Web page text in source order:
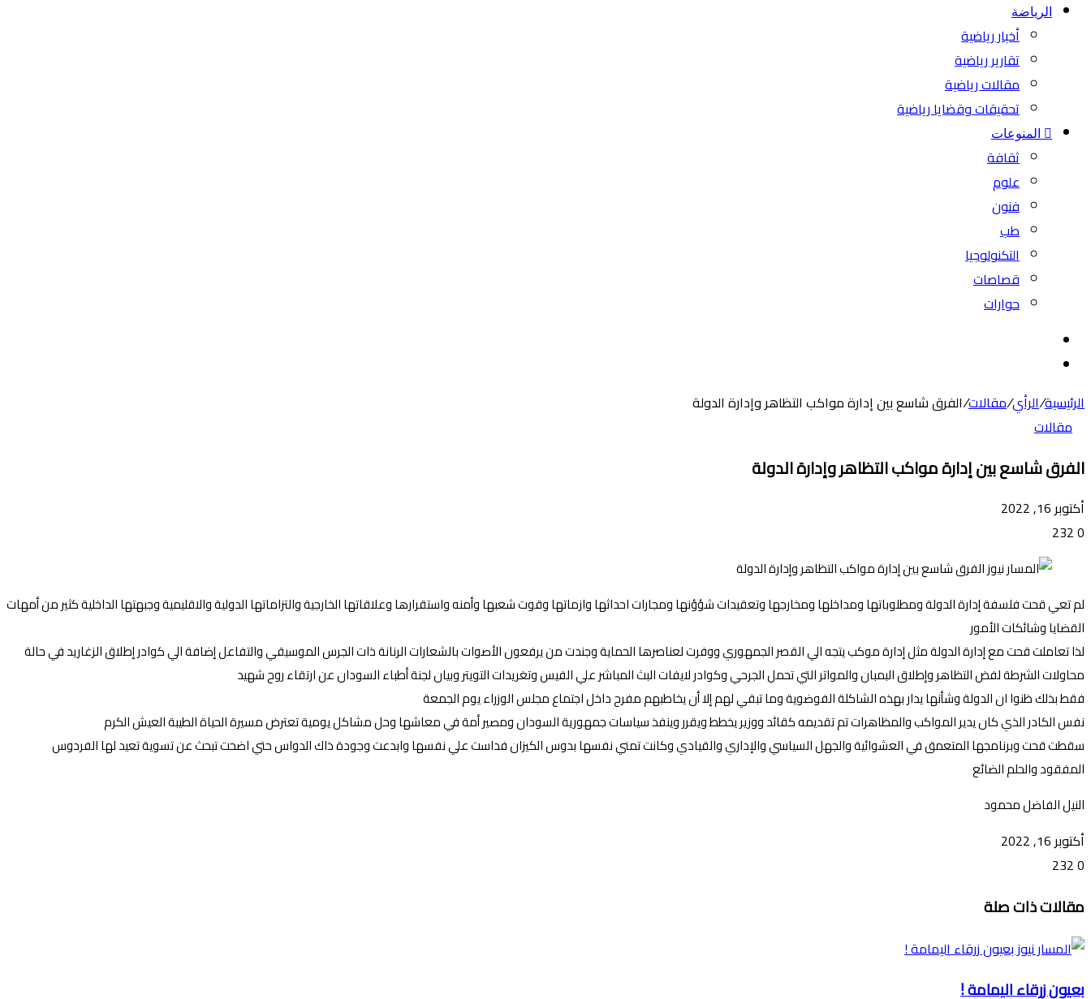
الرياضة
أخبار رياضية
تقارير رياضية
مقالات رياضية
تحقيقات وقضايا رياضية
المنوعات
ثقافة
علوم
فنون
طب
التكنولوجيا
قصاصات
حوارات
المظلم
الرئيسية/الرأي/مقالات/الفرق شاسع بين إدارة مواكب التظاهر وإدارة الدولة
مقالات
الفرق شاسع بين إدارة مواكب التظاهر وإدارة الدولة
أكتوبر 16, 2022
0
لم تعي قحت فلسفة إدارة الدولة ومطلوباتها ومداخلها ومخارجها وتعقيدات شؤؤنها ومجارات احداثها وازماتها وقوت شعبها وأمنه واستقرارها وعلاقاتها الخارجية والتزاماتها الدولية والاقليمية وجبهتها الداخلية كثير من أمهات
القضايا وشائكات الأمور
لذا تعاملت قحت مع إدارة الدولة مثل إدارة موكب يتجه الي القصر الجمهوري ووفرت لعناصرها الحماية وجندت من يرفعون الأصوات بالشعارات الرنانة ذات الجرس الموسيقي والتفاعل إضافة الي كوادر إطلاق الزغاريد في حالة
محاولات الشرطة لفض التظاهر وإطلاق البمبان والمواتر التي تحمل الجرحي وكوادر لايفات البث المباشر علي الفيس وتغريدات التويتر وبيان لجنة أطباء السودان عن ارتقاء روح شهيد
فقط بذلك ظنوا ان الدولة وشأنها يدار بهذه الشاكلة الفوضوية وما تبقي لهم إلا أن يخاطبهم مفرح داخل اجتماع مجلس الوزراء يوم الجمعة
نفس الكادر الذي كان يدير المواكب والمظاهرات تم تقديمه كقائد ووزير يخطط ويقرر وينفذ سياسات جمهورية السودان ومصير أمة في معاشها وحل مشاكل يومية تعترض مسيرة الحياة الطيبة العيش الكرم
سقطت قحت وبرنامجها المتعمق في العشوائية والجهل السياسي والإداري والقيادي وكانت تمني نفسها بدوس الكيزان فداست علي نفسها وابدعت وجودة ذاك الدواس حتي اضحت تبحث عن تسوية تعيد لها الفردوس
المفقود والحلم الضائع
النيل الفاضل محمود
أكتوبر 16, 2022
0
عبر
البريد
مقالات ذات صلة
بعيون زرقاء اليمامة !